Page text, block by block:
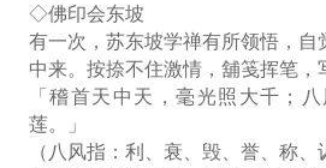
◇佛印会东坡
有一次，苏东坡学禅有所领悟，自
中来。按捺不住激情，舖笺挥笔，
「稽首天中天，毫光照大千；
莲。」
（八风指：利、衰、毁、誉、称